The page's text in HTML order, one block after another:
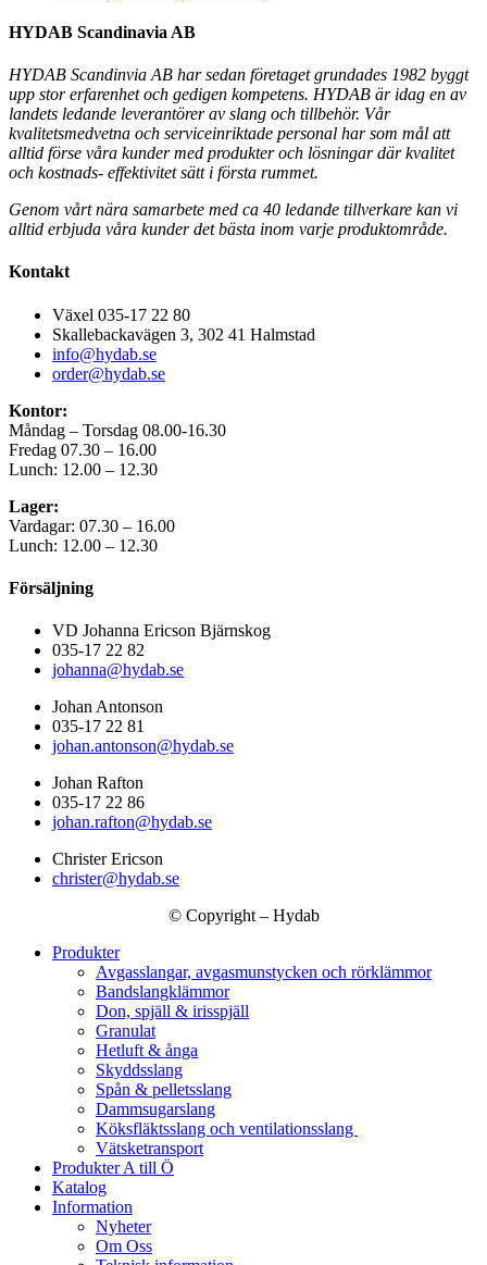
HYDAB Scandinavia AB
HYDAB Scandinvia AB har sedan företaget grundades 1982 byggt
upp stor erfarenhet och gedigen kompetens. HYDAB är idag en av
landets ledande leverantörer av slang och tillbehör. Vår
kvalitetsmedvetna och serviceinriktade personal har som mål att
alltid förse våra kunder med produkter och lösningar där kvalitet
och kostnads- effektivitet sätt i första rummet.
Genom vårt nära samarbete med ca 40 ledande tillverkare kan vi
alltid erbjuda våra kunder det bästa inom varje produktområde.
Kontakt
Växel 035-17 22 80
Skallebackavägen 3, 302 41 Halmstad
info@hydab.se
order@hydab.se
Kontor:
Måndag – Torsdag 08.00-16.30
Fredag 07.30 – 16.00
Lunch: 12.00 – 12.30
Lager:
Vardagar: 07.30 – 16.00
Lunch: 12.00 – 12.30
Försäljning
VD Johanna Ericson Bjärnskog
035-17 22 82
johanna@hydab.se
Johan Antonson
035-17 22 81
johan.antonson@hydab.se
Johan Rafton
035-17 22 86
johan.rafton@hydab.se
Christer Ericson
christer@hydab.se
© Copyright – Hydab
Produkter
Avgasslangar, avgasmunstycken och rörklämmor
Bandslangklämmor
Don, spjäll & irisspjäll
Granulat
Hetluft & ånga
Skyddsslang
Spån & pelletsslang
Dammsugarslang
Köksfläktsslang och ventilationsslang
Vätsketransport
Produkter A till Ö
Katalog
Information
Nyheter
Om Oss